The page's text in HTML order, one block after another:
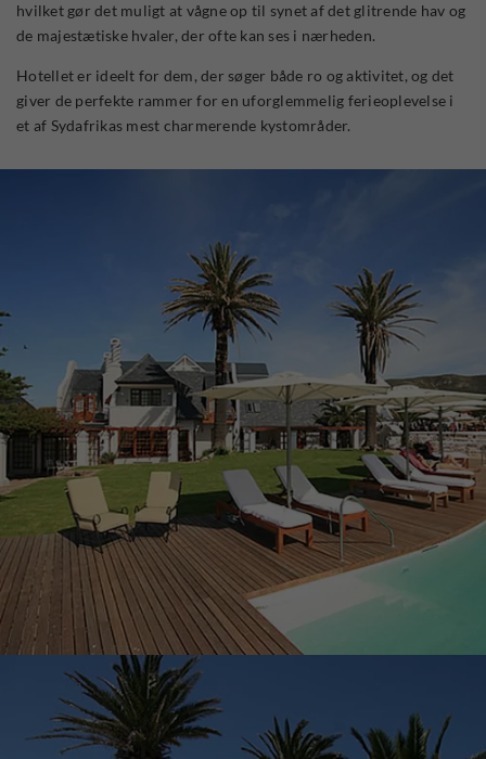
hvilket gør det muligt at vågne op til synet af det glitrende hav og
de majestætiske hvaler, der ofte kan ses i nærheden.
Hotellet er ideelt for dem, der søger både ro og aktivitet, og det
giver de perfekte rammer for en uforglemmelig ferieoplevelse i
et af Sydafrikas mest charmerende kystområder.